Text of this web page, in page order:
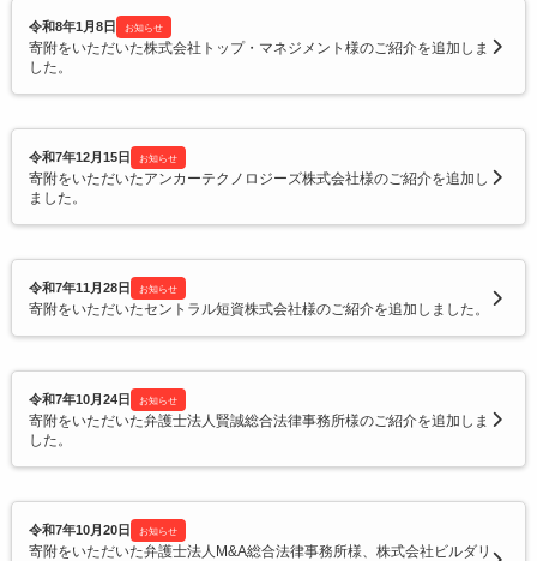
令和8年1月8日 お知らせ
寄附をいただいた株式会社トップ・マネジメント様のご紹介を追加しま
した。
令和7年12月15日 お知らせ
寄附をいただいたアンカーテクノロジーズ株式会社様のご紹介を追加し
ました。
令和7年11月28日 お知らせ
寄附をいただいたセントラル短資株式会社様のご紹介を追加しました。
令和7年10月24日 お知らせ
寄附をいただいた弁護士法人賢誠総合法律事務所様のご紹介を追加しま
した。
令和7年10月20日 お知らせ
寄附をいただいた弁護士法人M&A総合法律事務所様、株式会社ビルダリ